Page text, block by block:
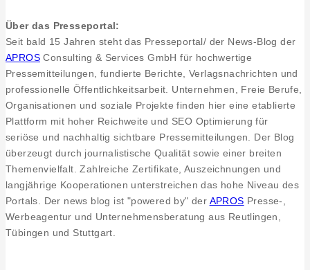
Über das Presseportal:
Seit bald 15 Jahren steht das Presseportal/ der News-Blog der
APROS Consulting & Services GmbH für hochwertige
Pressemitteilungen, fundierte Berichte, Verlagsnachrichten und
professionelle Öffentlichkeitsarbeit. Unternehmen, Freie Berufe,
Organisationen und soziale Projekte finden hier eine etablierte
Plattform mit hoher Reichweite und SEO Optimierung für
seriöse und nachhaltig sichtbare Pressemitteilungen. Der Blog
überzeugt durch journalistische Qualität sowie einer breiten
Themenvielfalt. Zahlreiche Zertifikate, Auszeichnungen und
langjährige Kooperationen unterstreichen das hohe Niveau des
Portals. Der news blog ist "powered by" der APROS Presse-,
Werbeagentur und Unternehmensberatung aus Reutlingen,
Tübingen und Stuttgart.